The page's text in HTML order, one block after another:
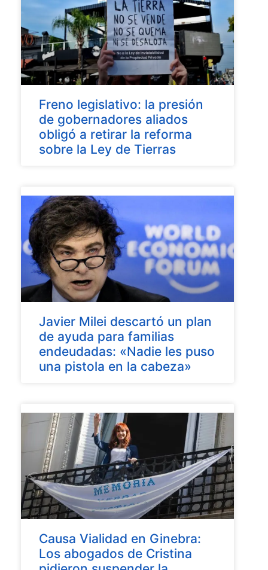
Freno legislativo: la presión
de gobernadores aliados
obligó a retirar la reforma
sobre la Ley de Tierras
Javier Milei descartó un plan
de ayuda para familias
endeudadas: «Nadie les puso
una pistola en la cabeza»
Causa Vialidad en Ginebra:
Los abogados de Cristina